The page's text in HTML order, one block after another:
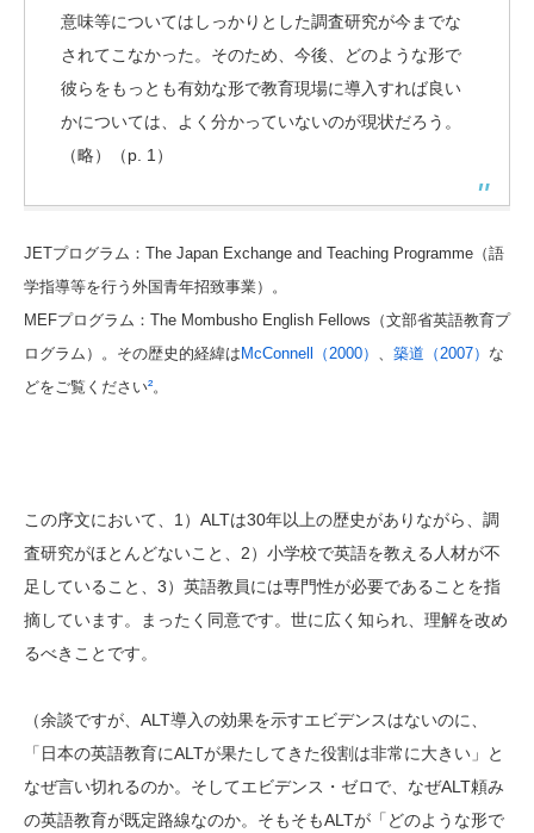
意味等についてはしっかりとした調査研究が今までな
されてこなかった。そのため、今後、どのような形で
彼らをもっとも有効な形で教育現場に導入すれば良い
かについては、よく分かっていないのが現状だろう。
（略）（p. 1）
JETプログラム：The Japan Exchange and Teaching Programme（語
学指導等を行う外国青年招致事業）。
MEFプログラム：The Mombusho English Fellows（文部省英語教育プ
ログラム）。その歴史的経緯は McConnell（2000） 、 築道（2007） な
どをご覧ください²。
この序文において、1）ALTは30年以上の歴史がありながら、調
査研究がほとんどないこと、2）小学校で英語を教える人材が不
足していること、3）英語教員には専門性が必要であることを指
摘しています。まったく同意です。世に広く知られ、理解を改め
るべきことです。
（余談ですが、ALT導入の効果を示すエビデンスはないのに、
「日本の英語教育にALTが果たしてきた役割は非常に大きい」と
なぜ言い切れるのか。そしてエビデンス・ゼロで、なぜALT頼み
の英語教育が既定路線なのか。そもそもALTが「どのような形で